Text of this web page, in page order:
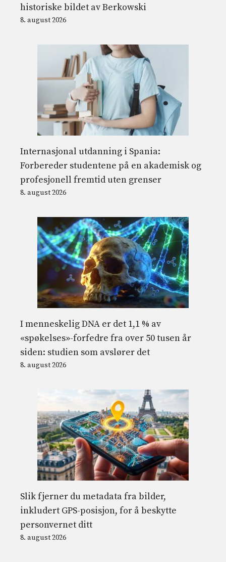
historiske bildet av Berkowski
8. august 2026
Internasjonal utdanning i Spania:
Forbereder studentene på en akademisk og
profesjonell fremtid uten grenser
8. august 2026
I menneskelig DNA er det 1,1 % av
«spøkelses»-forfedre fra over 50 tusen år
siden: studien som avslører det
8. august 2026
Slik fjerner du metadata fra bilder,
inkludert GPS-posisjon, for å beskytte
personvernet ditt
8. august 2026